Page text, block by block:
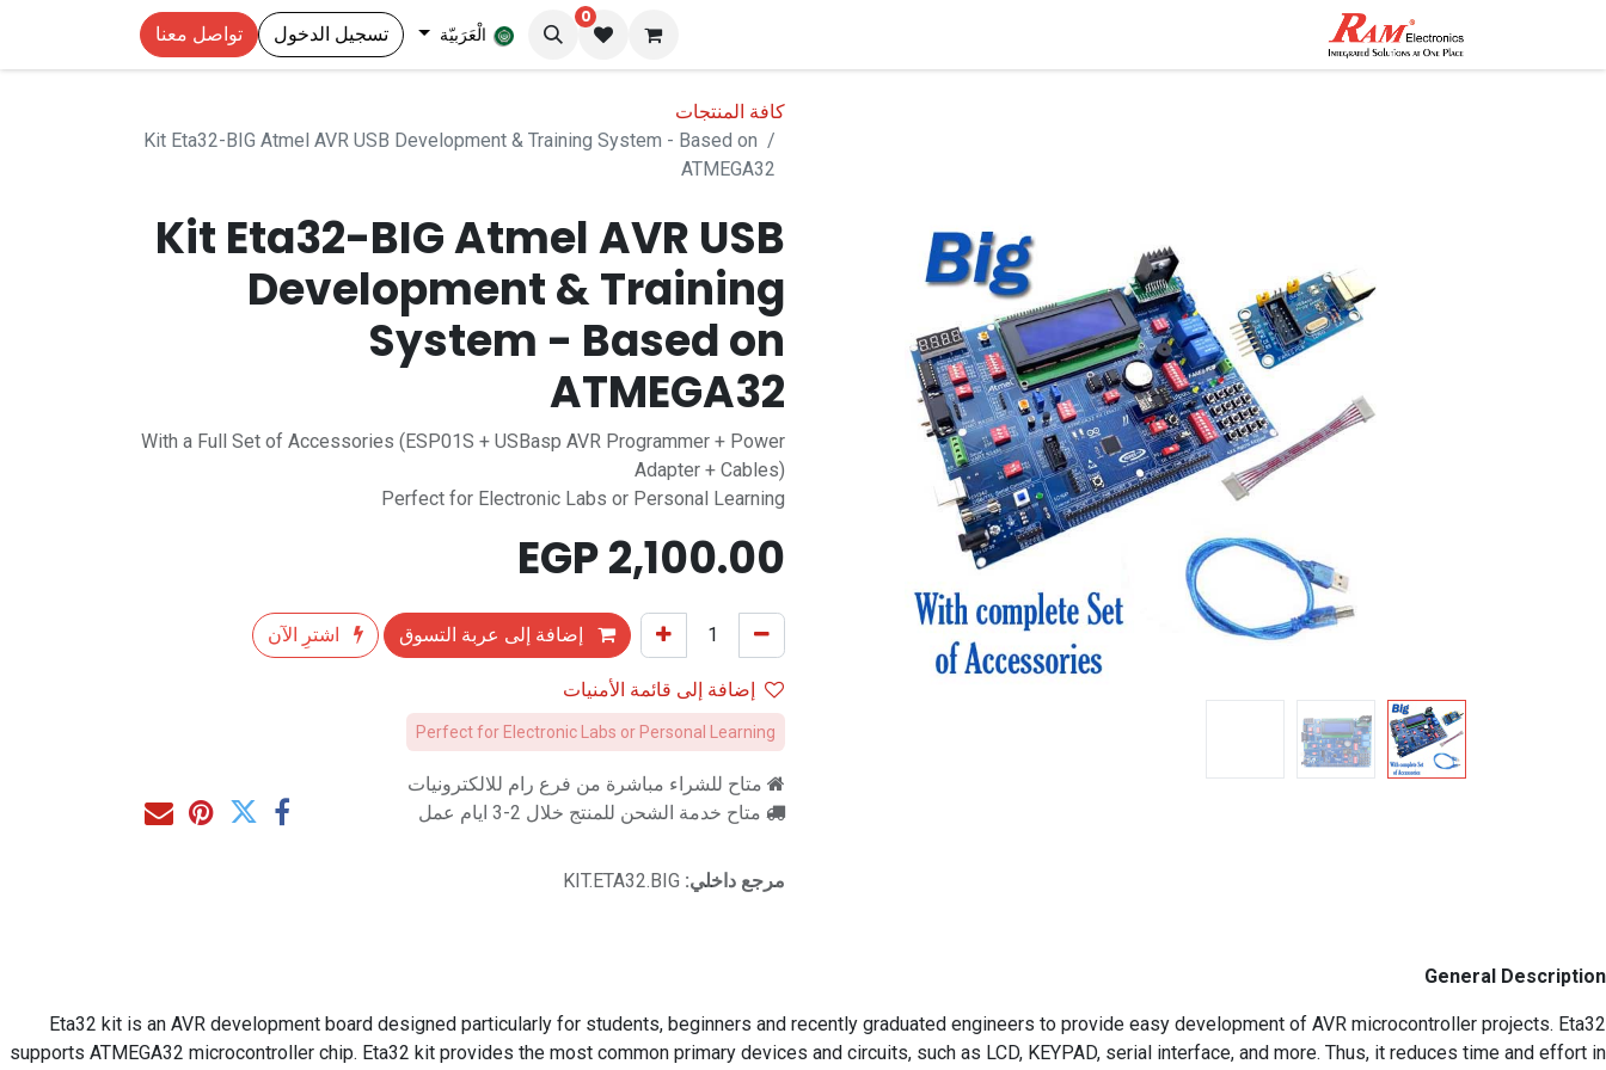
0
الْعَرَبيّة تسجيل الدخول تواصل معنا
كافة المنتجات
Kit Eta32-BIG Atmel AVR USB Development & Training System - Based on
ATMEGA32
Kit Eta32-BIG Atmel AVR USB
Development & Training
System - Based on
ATMEGA32
With a Full Set of Accessories (ESP01S + USBasp AVR Programmer + Power
Adapter + Cables)
Perfect for Electronic Labs or Personal Learning
2,100.00
إضافة إلى عربة التسوق
اشترِ الآن
إضافة إلى قائمة الأمنيات
Perfect for Electronic Labs or Personal Learning
متاح للشراء مباشرة من فرع رام للالكترونيات
متاح خدمة الشحن للمنتج خلال 2-3 ايام عمل
مرجع داخلي: KIT.ETA32.BIG
General Description
Eta32 kit is an AVR development board designed particularly for students, beginners and recently graduated engineers to provide easy development of AVR microcontroller projects. Eta32
supports ATMEGA32 microcontroller chip. Eta32 kit provides the most common primary devices and circuits, such as LCD, KEYPAD, serial interface, and more. Thus, it reduces time and effort in